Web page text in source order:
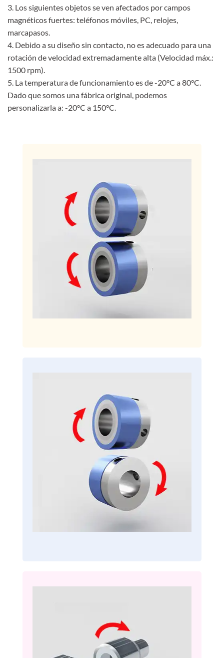
3. Los siguientes objetos se ven afectados por campos
magnéticos fuertes: teléfonos móviles, PC, relojes,
marcapasos.
4. Debido a su diseño sin contacto, no es adecuado para una
rotación de velocidad extremadamente alta (Velocidad máx.:
1500 rpm).
5. La temperatura de funcionamiento es de -20°C a 80°C.
Dado que somos una fábrica original, podemos
personalizarla a: -20°C a 150°C.